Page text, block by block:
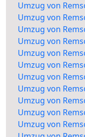
Umzug von
Umzug von
Umzug von
Umzug von
Umzug von
Umzug von
Umzug von
Umzug von
Umzug von
Umzug von
Umzug von